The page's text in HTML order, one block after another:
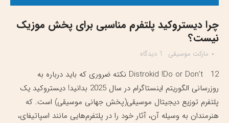
چرا دیستروکید پلتفرم مناسبی برای پخش موزیک
نیست؟
مارکت موسیقی 1 دیدگاه
Distrokid !Do or Don’t 12 نکته ضروری که باید درباره به
روزرسانی الگوریتم اینستاگرام در سال 2025 بدانید! دیستروکید یک
پلتفرم توزیع دیجیتال موسیقی(پخش جهانی موسیقی) است. که
هنرمندان به وسیله آن، آثار خود را در پلتفرم‌هایی مانند اسپاتیفای،